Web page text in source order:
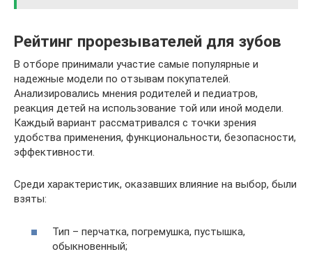
Рейтинг прорезывателей для зубов
В отборе принимали участие самые популярные и
надежные модели по отзывам покупателей.
Анализировались мнения родителей и педиатров,
реакция детей на использование той или иной модели.
Каждый вариант рассматривался с точки зрения
удобства применения, функциональности, безопасности,
эффективности.
Среди характеристик, оказавших влияние на выбор, были
взяты:
Тип – перчатка, погремушка, пустышка,
обыкновенный;